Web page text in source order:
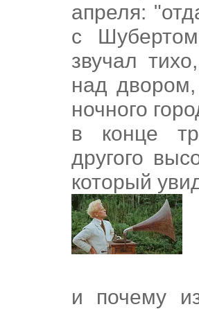
апреля:
с
звучал
над
ночного
в конце
другого
который
и почему